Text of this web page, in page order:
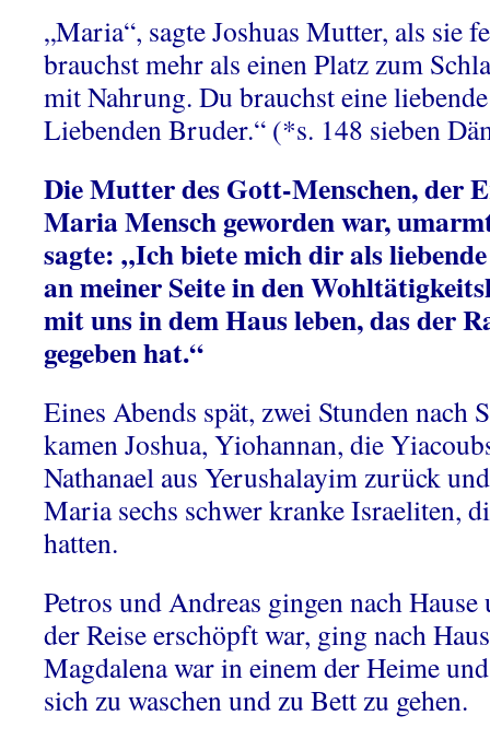
„Maria“, sagte Joshuas Mutter, als sie
brauchst mehr als einen Platz zum
mit Nahrung. Du brauchst eine
Liebenden Bruder.“ (*s. 148 sieben
Die Mutter des Gott-Menschen, der
Maria Mensch geworden war,
sagte: „Ich biete mich dir als
an meiner Seite in den
mit uns in dem Haus leben, das der
gegeben hat.“
Eines Abends spät, zwei Stunden nach
kamen Joshua, Yiohannan, die
Nathanael aus Yerushalayim zurück
Maria sechs schwer kranke Israeliten,
hatten.
Petros und Andreas gingen nach
der Reise erschöpft war, ging nach
Magdalena war in einem der Heime
sich zu waschen und zu Bett zu gehen.